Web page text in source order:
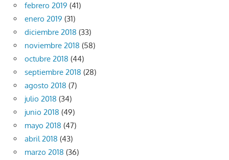
febrero 2019 (41)
enero 2019 (31)
diciembre 2018 (33)
noviembre 2018 (58)
octubre 2018 (44)
septiembre 2018 (28)
agosto 2018 (7)
julio 2018 (34)
junio 2018 (49)
mayo 2018 (47)
abril 2018 (43)
marzo 2018 (36)